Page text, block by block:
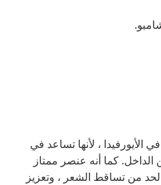
الأيورفيدا ، لأنها تساعد في
كما أنه عنصر ممتاز
من تساقط الشعر ، وتعزيز